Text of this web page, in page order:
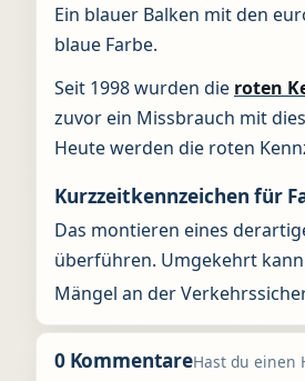
Ein blauer Balken mit den
blaue Farbe.
Seit 1998 wurden die roten
zuvor ein Missbrauch mit
Heute werden die roten
Kurzzeitkennzeichen für
Das montieren eines
überführen. Umgekehrt
Mängel an der
0 KommentareHast du einen